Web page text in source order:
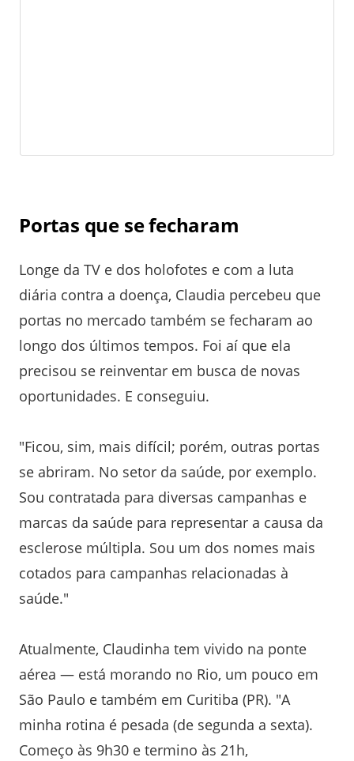
Portas que se fecharam
Longe da TV e dos holofotes e com a luta
diária contra a doença, Claudia percebeu que
portas no mercado também se fecharam ao
longo dos últimos tempos. Foi aí que ela
precisou se reinventar em busca de novas
oportunidades. E conseguiu.
"Ficou, sim, mais difícil; porém, outras portas
se abriram. No setor da saúde, por exemplo.
Sou contratada para diversas campanhas e
marcas da saúde para representar a causa da
esclerose múltipla. Sou um dos nomes mais
cotados para campanhas relacionadas à
saúde."
Atualmente, Claudinha tem vivido na ponte
aérea — está morando no Rio, um pouco em
São Paulo e também em Curitiba (PR). "A
minha rotina é pesada (de segunda a sexta).
Começo às 9h30 e termino às 21h,